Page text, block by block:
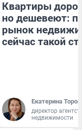
Квартиры
но дешевеют:
рынок
сейчас такой
Екатерина
директор
недвижимости